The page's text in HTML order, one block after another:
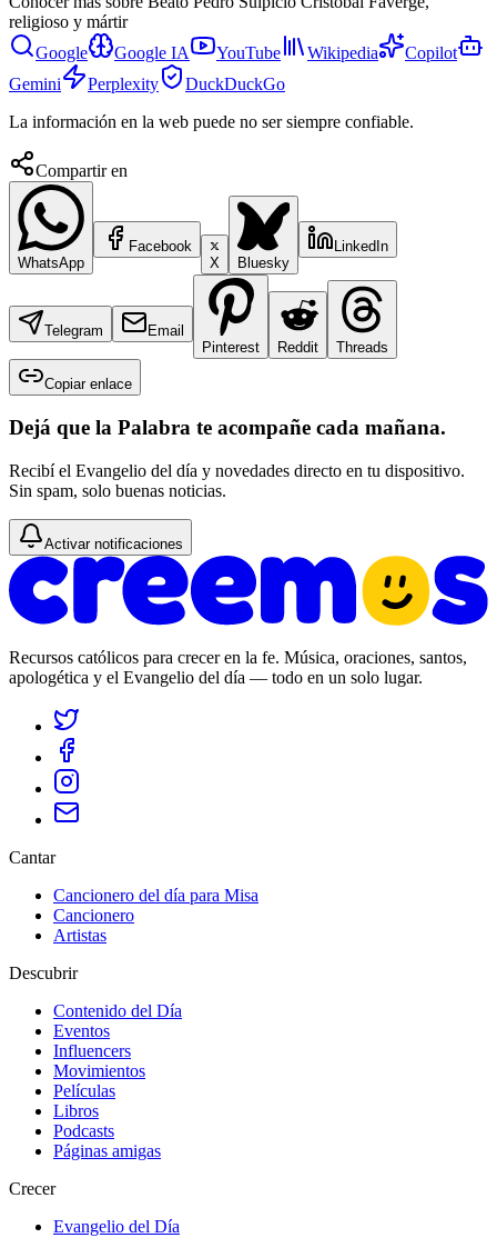
religioso y mártir
Google
Google IA YouTube Wikipedia
Copilot
Gemini
Perplexity
DuckDuckGo
La información en la web puede no ser siempre confiable.
Compartir en
WhatsApp
Facebook
X
Bluesky
LinkedIn
Telegram
Email
Pinterest
Reddit Threads
Copiar enlace
Dejá que la Palabra te acompañe cada mañana.
Recibí el Evangelio del día y novedades directo en tu dispositivo.
Sin spam, solo buenas noticias.
Activar notificaciones
Recursos católicos para crecer en la fe. Música, oraciones, santos,
apologética y el Evangelio del día — todo en un solo lugar.
Cantar
Cancionero del día para Misa
Cancionero
Artistas
Descubrir
Contenido del Día
Eventos
Influencers
Movimientos
Películas
Libros
Podcasts
Páginas amigas
Crecer
Evangelio del Día